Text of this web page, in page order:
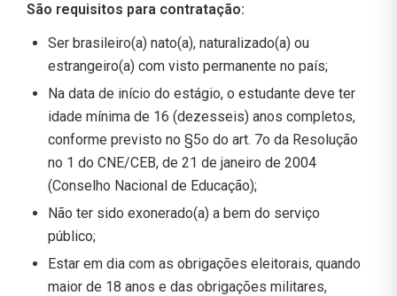
São requisitos para contratação:
Ser brasileiro(a) nato(a), naturalizado(a) ou
estrangeiro(a) com visto permanente no país;
Na data de início do estágio, o estudante deve ter
idade mínima de 16 (dezesseis) anos completos,
conforme previsto no §5o do art. 7o da Resolução
no 1 do CNE/CEB, de 21 de janeiro de 2004
(Conselho Nacional de Educação);
Não ter sido exonerado(a) a bem do serviço
público;
Estar em dia com as obrigações eleitorais, quando
maior de 18 anos e das obrigações militares,